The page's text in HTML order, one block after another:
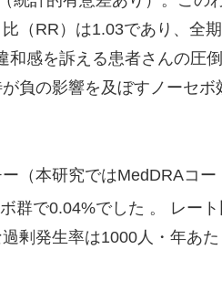
（RR）は1.03であり、全
感を訴える患者さんの圧
負の影響を及ぼすノーセボ
（本研究ではMedDRAコ
群で0.04%でした 。 レー
剰発生率は1000人・年あ